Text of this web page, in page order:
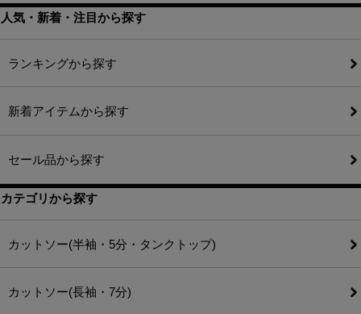
人気・新着・注目から探す
ランキングから探す
新着アイテムから探す
セール品から探す
カテゴリから探す
カットソー(半袖・5分・タンクトップ)
カットソー(長袖・7分)